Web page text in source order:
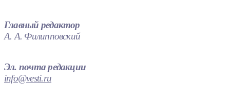
Главный редактор
А. А. Филипповский
Эл. почта редакции
info@vesti.ru